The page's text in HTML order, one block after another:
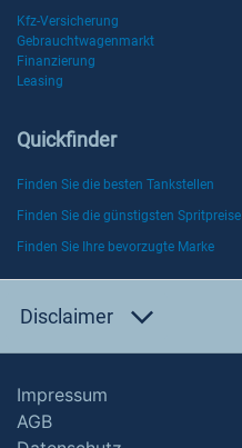
Kfz-Versicherung
Gebrauchtwagenmarkt
Finanzierung
Leasing
Quickfinder
Finden Sie die besten Tankstellen
Finden Sie die günstigsten Spritpreise
Finden Sie Ihre bevorzugte Marke
Disclaimer
Impressum
AGB